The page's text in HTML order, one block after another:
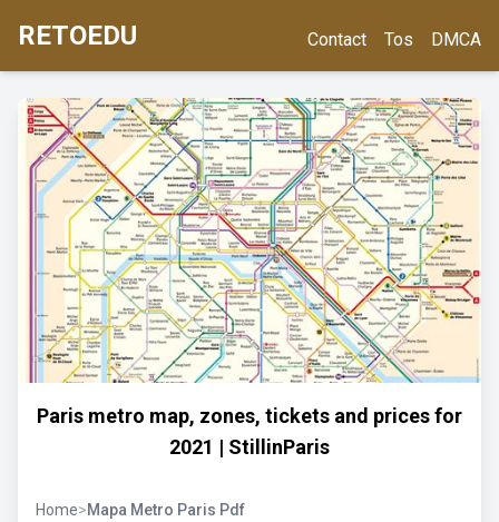
RETOEDU Contact Tos DMCA
Paris metro map, zones, tickets and prices for
2021 | StillinParis
Home>Mapa Metro Paris Pdf